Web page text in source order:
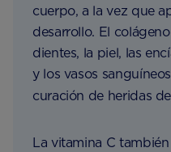
cuerpo, a la vez que
desarrollo. El
dientes, la piel, las
y los vasos
curación de heridas
La vitamina C